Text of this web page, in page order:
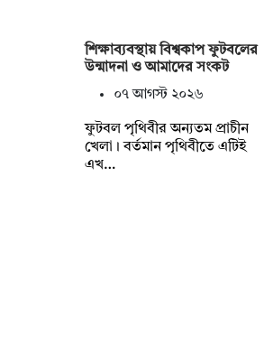
শিক্ষাব্যবস্থায় বিশ্বকাপ ফুটবলের
উন্মাদনা ও আমাদের সংকট
০৭ আগস্ট ২০২৬
ফুটবল পৃথিবীর অন্যতম প্রাচীন
খেলা। বর্তমান পৃথিবীতে এটিই
এখ…